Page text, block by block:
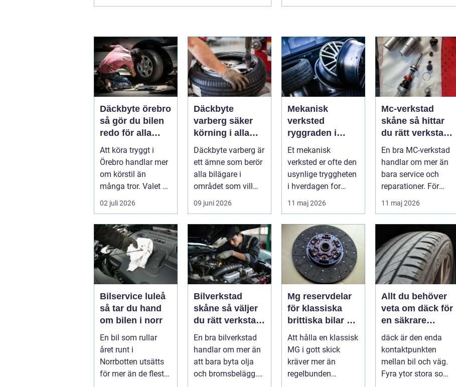
Däckbyte örebro
så gör du bilen
redo för alla
årstider
Att köra tryggt i
Örebro handlar mer
om körstil än
många tror. Valet av
däck, när de byts
och hur de...
02 juli 2026
Däckbyte
varberg säker
körning i alla
säsonger
Däckbyte varberg är
ett ämne som berör
alla bilägare i
området som vill
köra säkert året om.
När väd...
09 juni 2026
Mekanisk
verksted
ryggraden i
moderne
maskinpark
Et mekanisk
verksted er ofte den
usynlige tryggheten
i hverdagen for
både næringsliv og
privatperson...
11 maj 2026
Mc-verkstad
skåne så hittar
du rätt verkstad
för din
motorcykel
En bra MC-verkstad
handlar om mer än
bara service och
reparationer. För
många förare i
Skåne är verk...
11 maj 2026
Bilservice luleå
så tar du hand
om bilen i norr
En bil som rullar
året runt i
Norrbotten utsätts
för mer än de flesta
Bilverkstad
skåne så väljer
du rätt verkstad
för din bil
En bra bilverkstad
handlar om mer än
att bara byta olja
och bromsbelägg.
Mg reservdelar
för klassiska
brittiska bilar så
hittar du rätt
delar
Att hålla en klassisk
MG i gott skick
kräver mer än
regelbunden
Allt du behöver
veta om däck för
en säkrare
bilresa
däck är den enda
kontaktpunkten
mellan bil och väg.
Fyra ytor stora som